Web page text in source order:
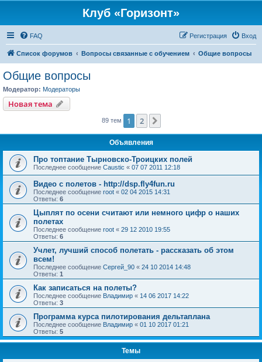
Клуб «Горизонт»
FAQ Вход
Регистрация
Список форумов Вопросы связанные с обучением Общие вопросы
Общие вопросы
Модератор: Модераторы
Новая тема
89 тем 1 2
Объявления
Про топтание Тырновско-Троицких полей
Последнее сообщение Caustic « 07 07 2011 12:18
Видео с полетов - http://dsp.fly4fun.ru
Последнее сообщение root « 02 04 2015 14:31
Ответы: 6
Цыплят по осени считают или немного цифр о наших
полетах
Последнее сообщение root « 29 12 2010 19:55
Ответы: 6
Учлет, лучший способ полетать - рассказать об этом
всем!
Последнее сообщение Сергей_90 « 24 10 2014 14:48
Ответы: 1
Как записаться на полеты?
Последнее сообщение Владимир « 14 06 2017 14:22
Ответы: 3
Программа курса пилотирования дельтаплана
Последнее сообщение Владимир « 01 10 2017 01:21
Ответы: 5
Темы